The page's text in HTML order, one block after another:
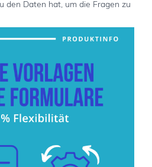
den Daten hat, um die Fragen zu